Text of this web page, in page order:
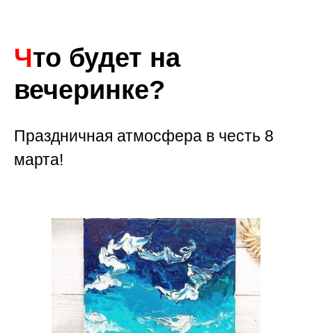
Что будет на
вечеринке?
Праздничная атмосфера в честь 8
марта!